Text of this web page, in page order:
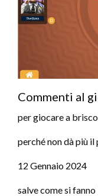
Commenti al
per giocare a
perché non dà più il
12 Gennaio 2024
salve come si